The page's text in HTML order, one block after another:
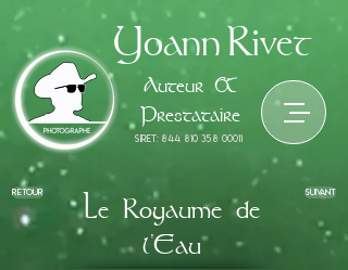
YoannRivet
Auteur &
Prestataire
siret: 844 810 358 00011
retour
Le Royaume de
l'Eau
suivant